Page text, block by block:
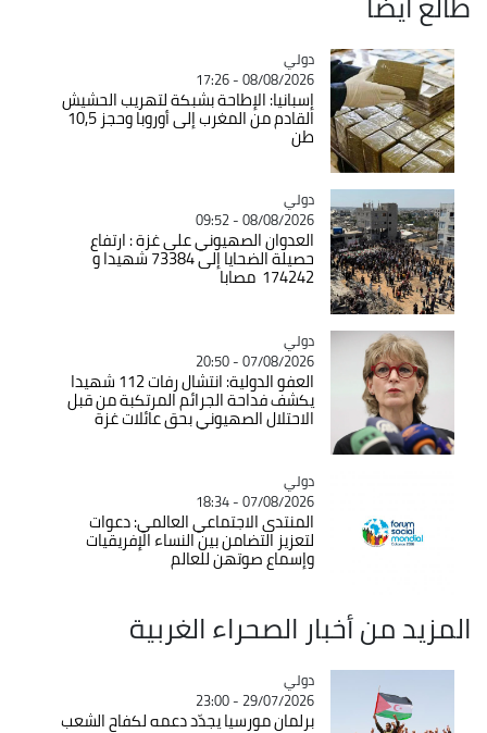
Catégorie
دولي
08/08/2026 - 17:26
إسبانيا: الإطاحة بشبكة لتهريب الحشيش
القادم من المغرب إلى أوروبا وحجز 10,5
طن
Catégorie
دولي
08/08/2026 - 09:52
العدوان الصهيوني على غزة : ارتفاع
حصيلة الضحايا إلى 73384 شهيدا و
174242 مصابا
Catégorie
دولي
07/08/2026 - 20:50
العفو الدولية: انتشال رفات 112 شهيدا
يكشف فداحة الجرائم المرتكبة من قبل
الاحتلال الصهيوني بحق عائلات غزة
Catégorie
دولي
07/08/2026 - 18:34
المنتدى الاجتماعي العالمي: دعوات
لتعزيز التضامن بين النساء الإفريقيات
وإسماع صوتهن للعالم
المزيد من أخبار الصحراء الغربية
Catégorie
دولي
29/07/2026 - 23:00
برلمان مورسيا يجدّد دعمه لكفاح الشعب